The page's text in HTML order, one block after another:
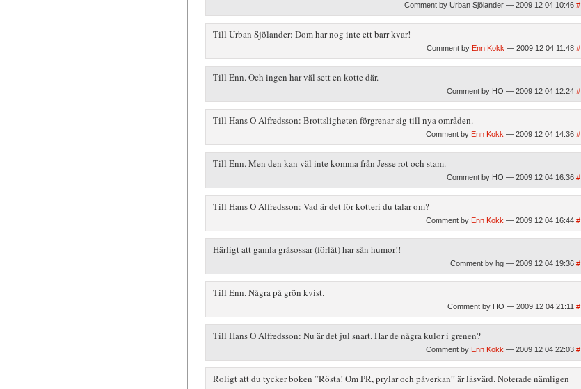
Comment by Urban Sjölander — 2009 12 04 10:46 #
Till Urban Sjölander: Dom har nog inte ett barr kvar!
Comment by Enn Kokk — 2009 12 04 11:48 #
Till Enn. Och ingen har väl sett en kotte där.
Comment by HO — 2009 12 04 12:24 #
Till Hans O Alfredsson: Brottsligheten förgrenar sig till nya områden.
Comment by Enn Kokk — 2009 12 04 14:36 #
Till Enn. Men den kan väl inte komma från Jesse rot och stam.
Comment by HO — 2009 12 04 16:36 #
Till Hans O Alfredsson: Vad är det för kotteri du talar om?
Comment by Enn Kokk — 2009 12 04 16:44 #
Härligt att gamla gråsossar (förlåt) har sån humor!!
Comment by hg — 2009 12 04 19:36 #
Till Enn. Några på grön kvist.
Comment by HO — 2009 12 04 21:11 #
Till Hans O Alfredsson: Nu är det jul snart. Har de några kulor i grenen?
Comment by Enn Kokk — 2009 12 04 22:03 #
Roligt att du tycker boken ”Rösta! Om PR, prylar och påverkan” är läsvärd. Noterade nämligen